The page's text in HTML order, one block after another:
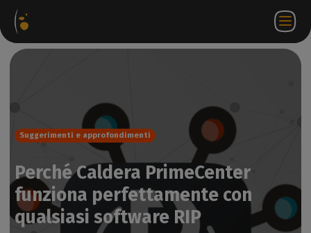
IT
Suggerimenti e approfondimenti
Perché Caldera PrimeCenter
funziona perfettamente con
qualsiasi software RIP